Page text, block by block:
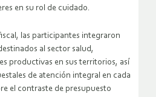
en su rol de cuidado.
las participantes integraron
al sector salud,
productivas en sus territorios, así
de atención integral en cada
el contraste de presupuesto